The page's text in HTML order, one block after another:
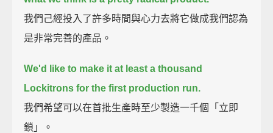
我們己經投入了許多時間與心力去將它做成我們認為
是非常完善的產品。
We'd like to make it at least a thousand
Lockitrons for the first production run.
我們希望可以在首批生產時至少製造一千個「立即
鎖」。